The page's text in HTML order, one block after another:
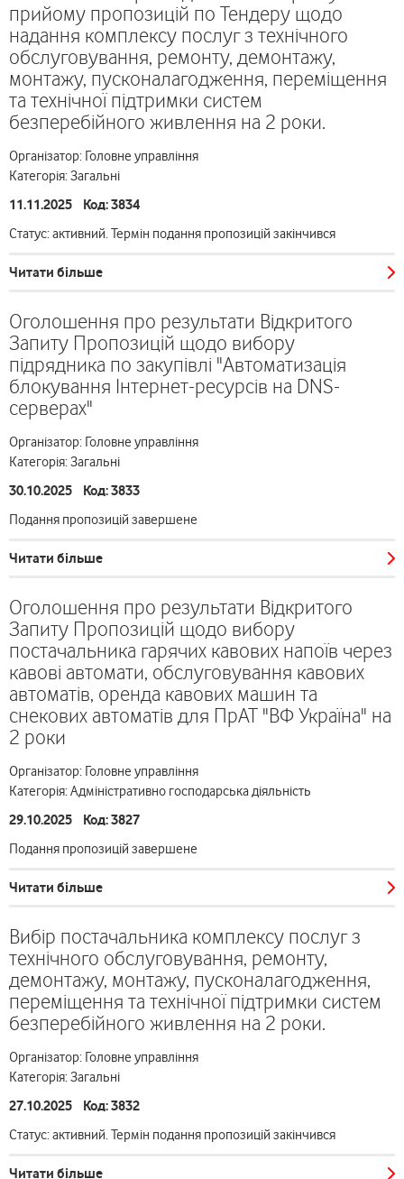
прийому пропозицій по Тендеру щодо
надання комплексу послуг з технічного
обслуговування, ремонту, демонтажу,
монтажу, пусконалагодження, переміщення
та технічної підтримки систем
безперебійного живлення на 2 роки.
Організатор: Головне управління
Категорія: Загальні
11.11.2025 Код: 3834
Статус: активний. Термін подання пропозицій закінчився
Читати більше
Оголошення про результати Відкритого
Запиту Пропозицій щодо вибору
підрядника по закупівлі "Автоматизація
блокування Інтернет-ресурсів на DNS-
серверах"
Організатор: Головне управління
Категорія: Загальні
30.10.2025 Код: 3833
Подання пропозицій завершене
Читати більше
Оголошення про результати Відкритого
Запиту Пропозицій щодо вибору
постачальника гарячих кавових напоїв через
кавові автомати, обслуговування кавових
автоматів, оренда кавових машин та
снекових автоматів для ПрАТ "ВФ Україна" на
2 роки
Організатор: Головне управління
Категорія: Адміністративно господарська діяльність
29.10.2025 Код: 3827
Подання пропозицій завершене
Читати більше
Вибір постачальника комплексу послуг з
технічного обслуговування, ремонту,
демонтажу, монтажу, пусконалагодження,
переміщення та технічної підтримки систем
безперебійного живлення на 2 роки.
Організатор: Головне управління
Категорія: Загальні
27.10.2025 Код: 3832
Статус: активний. Термін подання пропозицій закінчився
Читати більше